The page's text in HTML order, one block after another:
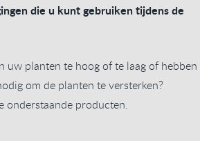
die u kunt gebruiken tijdens de
uw planten te hoog of te laag of hebben
om de planten te versterken?
onderstaande producten.